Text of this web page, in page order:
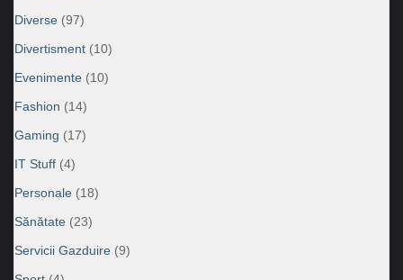
Diverse (97)
Divertisment (10)
Evenimente (10)
Fashion (14)
Gaming (17)
IT Stuff (4)
Personale (18)
Sănătate (23)
Servicii Gazduire (9)